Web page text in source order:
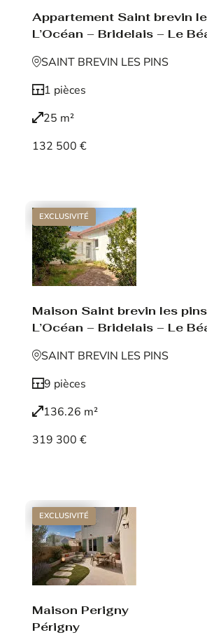
Appartement Saint brevin
L’Océan – Bridelais – Le
SAINT BREVIN LES PINS
1 pièces
25 m²
132 500 €
EXCLUSIVITÉ
Maison Saint brevin les pins
L’Océan – Bridelais – Le
SAINT BREVIN LES PINS
9 pièces
136.26 m²
319 300 €
EXCLUSIVITÉ
Maison Perigny
Périgny